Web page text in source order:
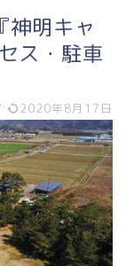
神明キャ
ス・駐車
2020年8月17日